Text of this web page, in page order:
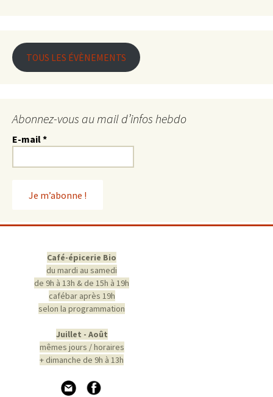
TOUS LES ÉVÈNEMENTS
Abonnez-vous au mail d’infos hebdo
E-mail*
Café-épicerie Bio
du mardi au samedi
de 9h à 13h & de 15h à 19h
cafébar après 19h
selon la programmation
Juillet - Août
mêmes jours / horaires
+ dimanche de 9h à 13h